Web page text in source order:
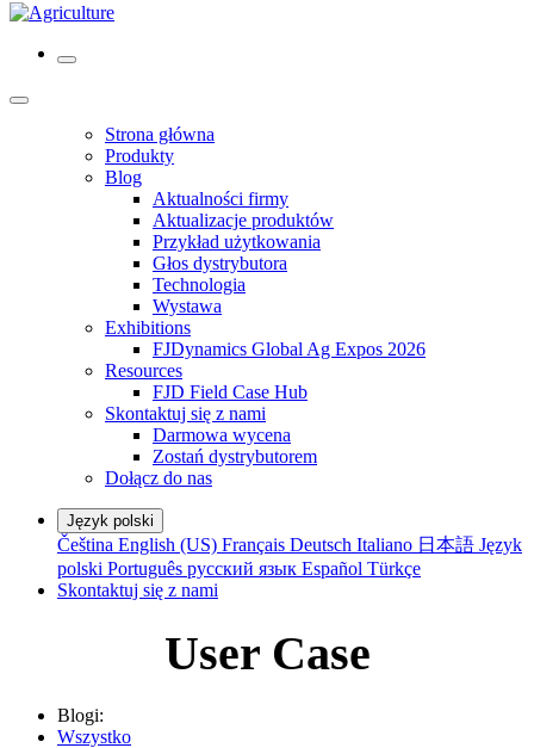
Strona główna
Produkty
Blog
Aktualności firmy
Aktualizacje produktów
Przykład użytkowania
Głos dystrybutora
Technologia
Wystawa
Exhibitions
FJDynamics Global Ag Expos 2026
Resources
FJD Field Case Hub
Skontaktuj się z nami
Darmowa wycena
Zostań dystrybutorem
Dołącz do nas
Język polski
Čeština English (US) Français Deutsch Italiano 日本語 Język
polski Português русский язык Español Türkçe
Skontaktuj się z nami
User Case
Blogi:
Wszystko